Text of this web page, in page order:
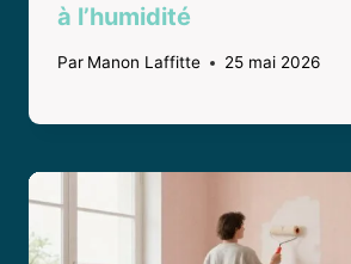
à l’humidité
Par Manon Laffitte 25 mai 2026